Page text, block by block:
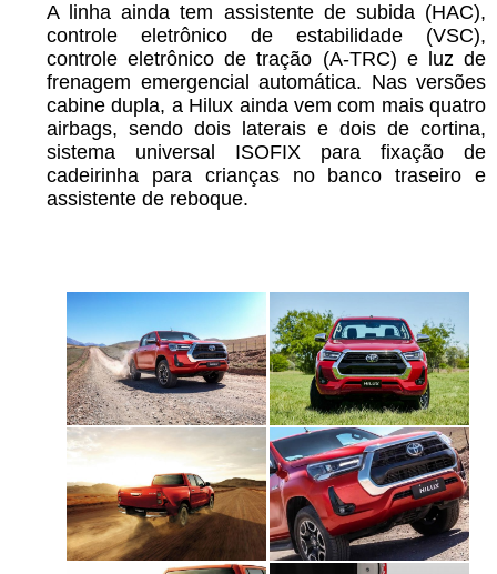
A linha ainda tem assistente de subida (HAC),
controle eletrônico de estabilidade (VSC),
controle eletrônico de tração (A-TRC) e luz de
frenagem emergencial automática. Nas versões
cabine dupla, a Hilux ainda vem com mais quatro
airbags, sendo dois laterais e dois de cortina,
sistema universal ISOFIX para fixação de
cadeirinha para crianças no banco traseiro e
assistente de reboque.